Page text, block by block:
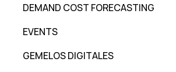
DEMAND COST FORECASTING
EVENTS
GEMELOS DIGITALES